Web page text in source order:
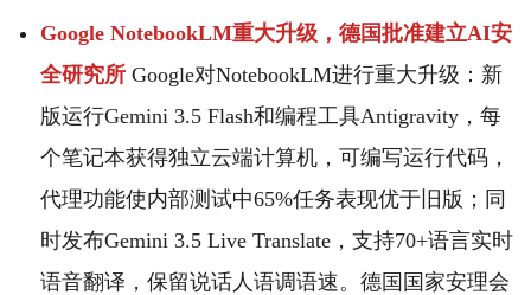
Google NotebookLM重大升级，德国批准建立AI安
全研究所 Google对NotebookLM进行重大升级：新
版运行Gemini 3.5 Flash和编程工具Antigravity，每
个笔记本获得独立云端计算机，可编写运行代码，
代理功能使内部测试中65%任务表现优于旧版；同
时发布Gemini 3.5 Live Translate，支持70+语言实时
语音翻译，保留说话人语调语速。德国国家安理会